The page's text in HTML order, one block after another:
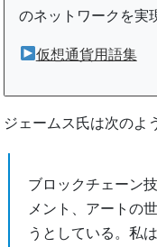
のネットワークを実
仮想通貨用語集
ジェームス氏は次のよ
ブロックチェーン
メント、アートの
うとしている。私